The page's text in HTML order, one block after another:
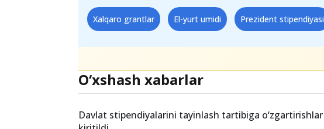
Xalqaro grantlar El-yurt umidi Prezident stipendiyasi
O‘xshash xabarlar
Davlat stipendiyalarini tayinlash tartibiga o‘zgartirishlar